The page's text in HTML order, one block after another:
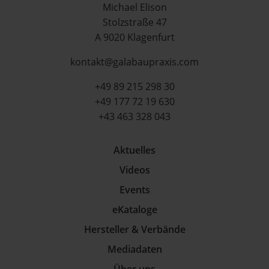
Michael Elison
Stolzstraße 47
A 9020 Klagenfurt
kontakt@galabaupraxis.com
+49 89 215 298 30
+49 177 72 19 630
+43 463 328 043
Aktuelles
Videos
Events
eKataloge
Hersteller & Verbände
Mediadaten